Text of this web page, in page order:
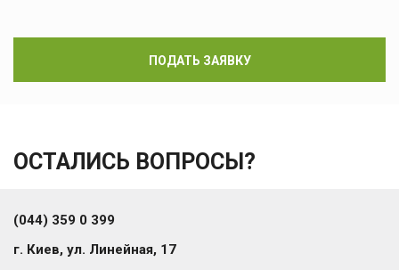
ПОДАТЬ ЗАЯВКУ
ОСТАЛИСЬ ВОПРОСЫ?
(044) 359 0 399
г. Киев, ул. Линейная, 17